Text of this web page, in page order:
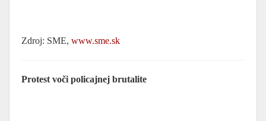
Zdroj: SME, www.sme.sk
Protest voči policajnej brutalite